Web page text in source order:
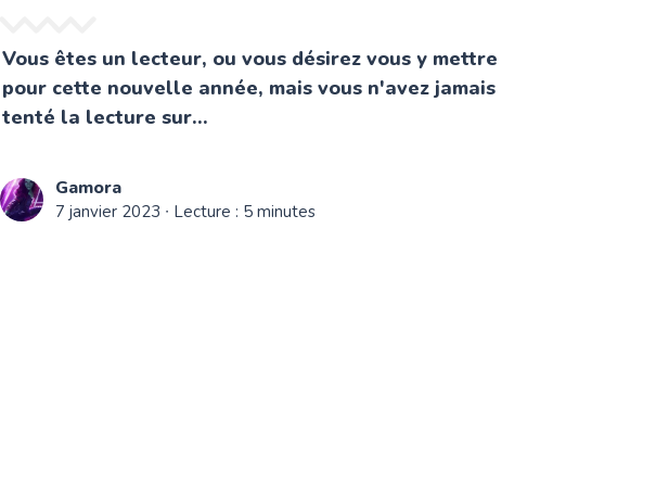
Vous êtes un lecteur, ou vous désirez vous y mettre
pour cette nouvelle année, mais vous n'avez jamais
tenté la lecture sur...
Gamora
7 janvier 2023 ∙ Lecture : 5 minutes